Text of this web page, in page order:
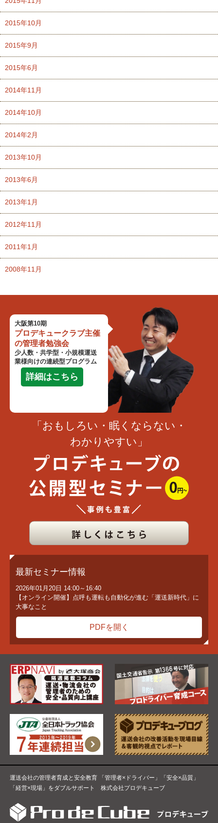
2015年10月
2015年9月
2015年6月
2014年11月
2014年10月
2014年2月
2013年10月
2013年6月
2013年1月
2012年11月
2011年1月
2008年11月
大阪第10期
プロデキュークラブ主催
の管理者勉強会
少人数・共学型・小規模運送
業様向けの連続型プログラム
詳細はこちら
「おもしろい・眠くならない・
わかりやすい」
最新セミナー情報
2026年01月20日 14:00～16:40
【オンライン開催】点呼も運転も自動化が進む「運送新時代」に
大事なこと
PDFを開く
運送会社の管理者育成と安全教育 「管理者×ドライバー」「安全×品質」
「経営×現場」をダブルサポート 株式会社プロデキューブ